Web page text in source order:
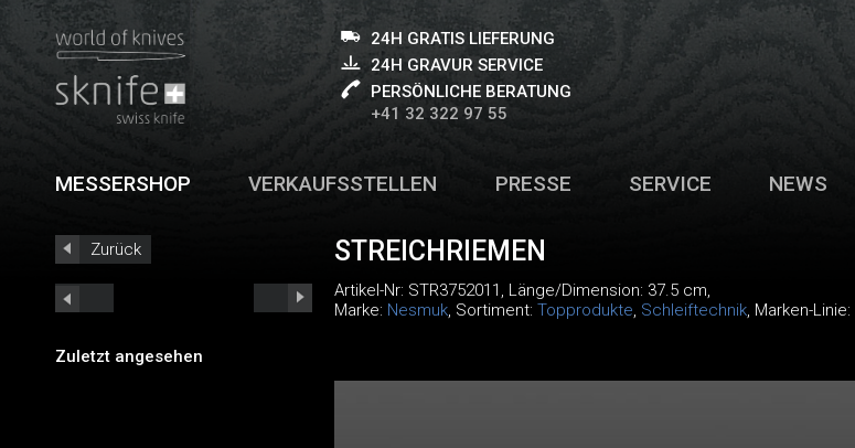
24H GRATIS LIEFERUNG
24H GRAVUR SERVICE
PERSÖNLICHE BERATUNG
+41 32 322 97 55
MESSERSHOP VERKAUFSSTELLEN PRESSE SERVICE NEWS
Zurück
Zuletzt angesehen
STREICHRIEMEN
Artikel-Nr: STR3752011 , Länge/Dimension: 37.5 cm,
Marke: Nesmuk, Sortiment: Topprodukte, Schleiftechnik, Marken-Linie: